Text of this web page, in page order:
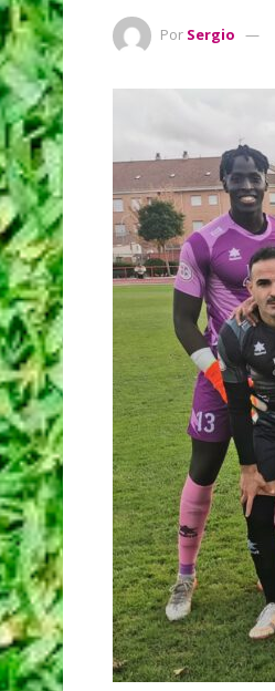
Por Sergio